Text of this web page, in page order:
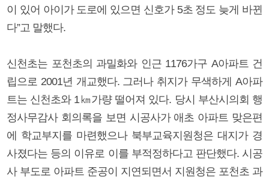
이 있어 아이가 도로에 있으면 신호가 5초 정도 늦게 바뀐
다”고 말했다.
신천초는 포천초의 과밀화와 인근 1176가구 A아파트 건
립으로 2001년 개교했다. 그러나 취지가 무색하게 A아파
트는 신천초와 1㎞가량 떨어져 있다. 당시 부산시의회 행
정사무감사 회의록을 보면 시공사가 애초 아파트 맞은편
에 학교부지를 마련했으나 북부교육지원청은 대지가 경
사졌다는 등의 이유로 이를 부적정하다고 판단했다. 시공
사 부도로 아파트 준공이 지연되면서 지원청은 포천초 과